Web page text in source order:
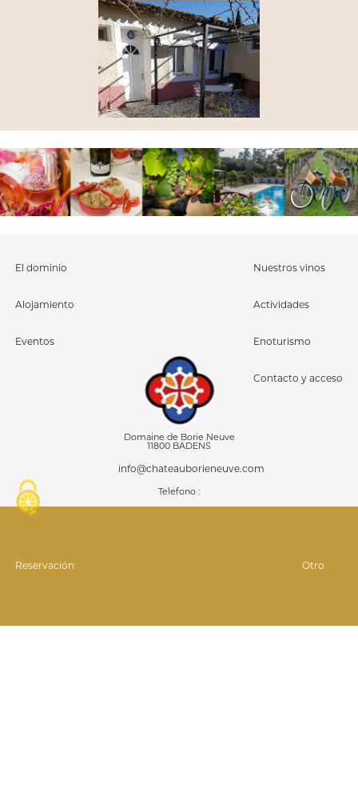
El dominio
Alojamiento
Eventos
Nuestros vinos
Actividades
Enoturismo
Contacto y acceso
Domaine de Borie Neuve
11800 BADENS
info@chateauborieneuve.com
Telefono :
Reservación Otro